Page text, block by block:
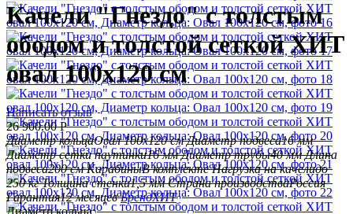
Качели "Гнездо" с толстым
ободом и толстой сеткой ХИТ
овал 100x120 см
Написать отзыв
26 900.00 Р
Диаметр кольцаОвал 100x120 см Диаметр подвеса16 мм
Диаметр сетки паутинки16 мм Диаметр трубы40 мм Длина
подвеса200 см КарабиныВ комплекте Нагрузка на качелидо
250 кг Толщина стенки1,5 мм Страна производстваРоссия
Гарантия12 месяцев БрендХИТ
Диаметр кольца: